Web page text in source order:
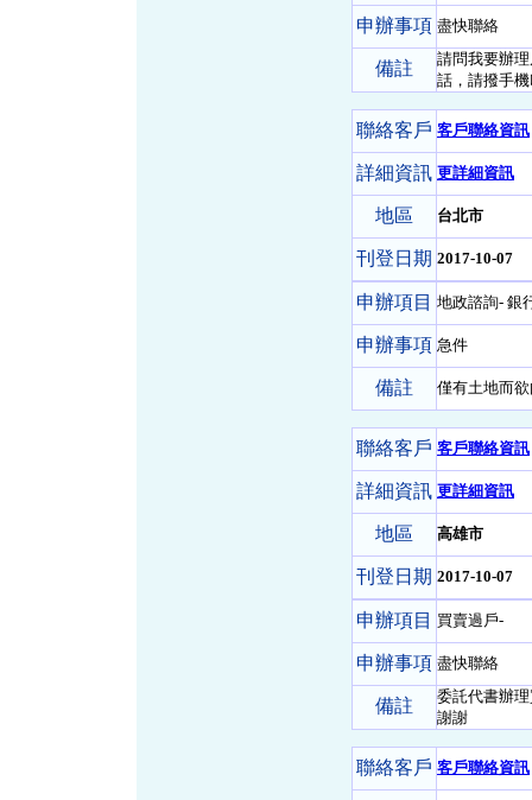
申辦事項 盡快聯絡
備註
請問我要辦
話，請撥手
聯絡客戶 客戶聯絡資訊
詳細資訊 更詳細資訊
地區 台北市
刊登日期 2017-10-07
申辦項目 地政諮詢- 銀
申辦事項 急件
備註 僅有土地而
聯絡客戶 客戶聯絡資訊
詳細資訊 更詳細資訊
地區 高雄市
刊登日期 2017-10-07
申辦項目 買賣過戶-
申辦事項 盡快聯絡
備註
委託代書辦
謝謝
聯絡客戶 客戶聯絡資訊